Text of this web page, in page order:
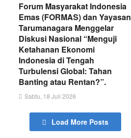
Forum Masyarakat Indonesia
Emas (FORMAS) dan Yayasan
Tarumanagara Menggelar
Diskusi Nasional “Menguji
Ketahanan Ekonomi
Indonesia di Tengah
Turbulensi Global: Tahan
Banting atau Rentan?”.
Sabtu, 18 Juli 2026
Load More Posts